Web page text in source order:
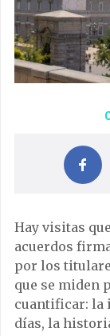
Hay visitas
acuerdos
por los
que se miden
cuantificar: la
días, la